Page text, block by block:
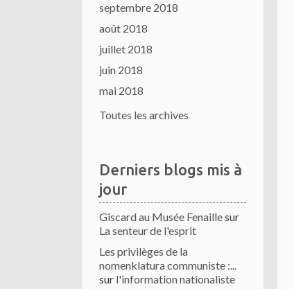
septembre 2018
août 2018
juillet 2018
juin 2018
mai 2018
Toutes les archives
Derniers blogs mis à
jour
Giscard au Musée Fenaillesur
La senteur de l'esprit
Les privilèges de la
nomenklatura communiste :...
sur l'information nationaliste